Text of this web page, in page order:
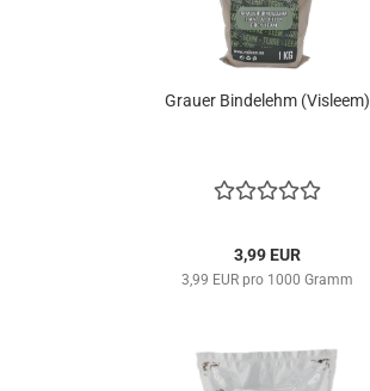
Grauer Bindelehm (Visleem)
3,99 EUR
3,99 EUR pro 1000 Gramm